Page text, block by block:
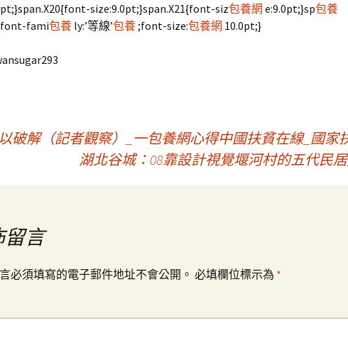
size:9.0pt;}span.X21{font-siz包養網 e:9.0pt;}sp包養
fami包養 ly:’等線’包養;font-size:包養網 10.0pt;}
破解（記者觀察）_一包養網心得中國扶貧在線_國家
湖北谷城：08靠設計視覺堰河村的五代民
留言
必須填寫的電子郵件地址不會公開。 必填欄位標示為 *